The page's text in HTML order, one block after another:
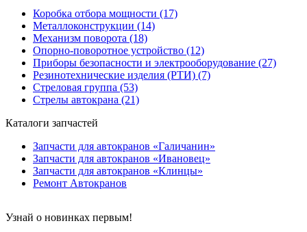
Коробка отбора мощности (17)
Металлоконструкции (14)
Механизм поворота (18)
Опорно-поворотное устройство (12)
Приборы безопасности и электрооборудование (27)
Резинотехнические изделия (РТИ) (7)
Стреловая группа (53)
Стрелы автокрана (21)
Каталоги запчастей
Запчасти для автокранов «Галичанин»
Запчасти для автокранов «Ивановец»
Запчасти для автокранов «Клинцы»
Ремонт Автокранов
Узнай о новинках первым!